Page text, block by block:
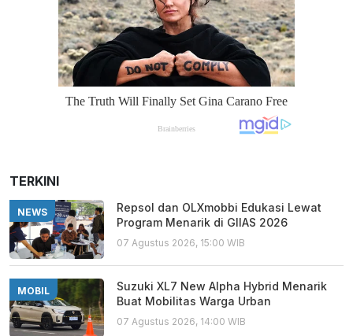
TERKINI
NEWS
Repsol dan OLXmobbi Edukasi Lewat
Program Menarik di GIIAS 2026
07 Agustus 2026, 15:00 WIB
MOBIL
Suzuki XL7 New Alpha Hybrid Menarik
Buat Mobilitas Warga Urban
07 Agustus 2026, 14:00 WIB